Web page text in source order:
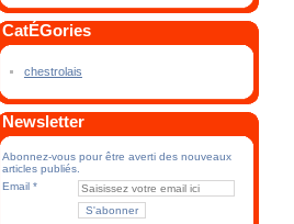
CatÉGories
chestrolais
Newsletter
Abonnez-vous pour être averti des nouveaux
articles publiés.
Email